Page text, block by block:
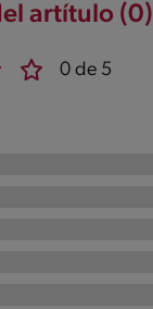
artítulo (0)
0 de 5